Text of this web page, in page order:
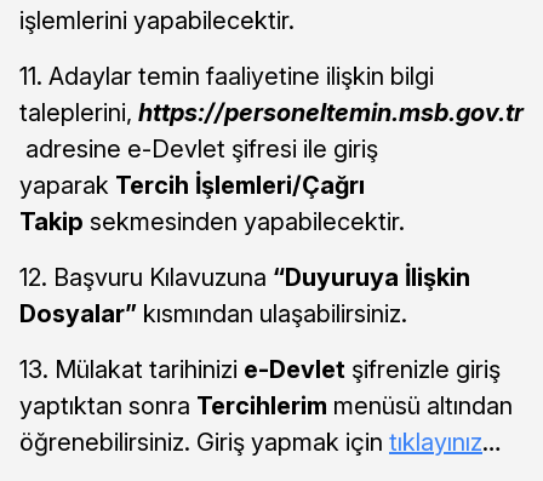
işlemlerini yapabilecektir.
11. Adaylar temin faaliyetine ilişkin bilgi
taleplerini, https://personeltemin.msb.gov.tr
adresine e-Devlet şifresi ile giriş
yaparak Tercih İşlemleri/Çağrı
Takip sekmesinden yapabilecektir.
12. Başvuru Kılavuzuna “Duyuruya İlişkin
Dosyalar” kısmından ulaşabilirsiniz.
13. Mülakat tarihinizi e-Devlet şifrenizle giriş
yaptıktan sonra Tercihlerim menüsü altından
öğrenebilirsiniz. Giriş yapmak için tıklayınız…